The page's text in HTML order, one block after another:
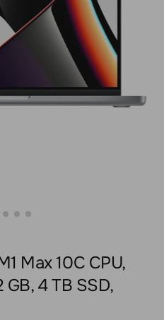
Max 10C CPU,
GB, 4 TB SSD,